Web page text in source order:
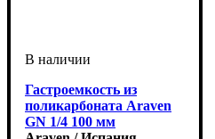
Гастроемкость из
поликарбоната Araven
GN 1/4 100 мм